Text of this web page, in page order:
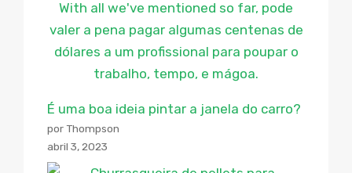
É uma boa ideia pintar a janela do carro?
por Thompson
abril 3, 2023